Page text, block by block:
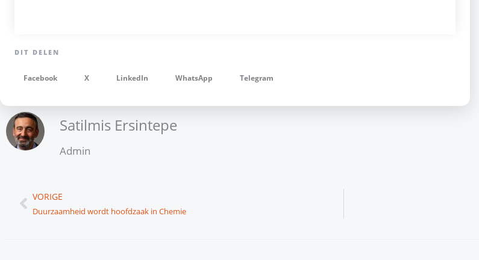
Facebook X LinkedIn WhatsApp Telegram
Satilmis Ersintepe
Admin
Vorige
VORIGE
Duurzaamheid wordt hoofdzaak in Chemie